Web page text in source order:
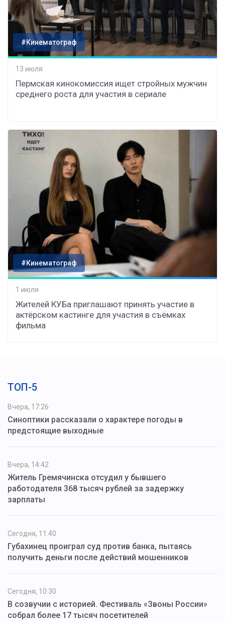
#Кинематограф
13 июля
Пермская кинокомиссия ищет стройных мужчин
среднего роста для участия в сериале
#Кинематограф
1 июля
Жителей КУБа приглашают принять участие в
актёрском кастинге для участия в съёмках
фильма
ТОП-5
Вчера, 17:26
Синоптики рассказали о характере погоды в
предстоящие выходные
Вчера, 14:42
Житель Гремячинска отсудил у бывшего
работодателя 368 тысяч рублей за задержку
зарплаты
Сегодня, 11:40
Губахинец проиграл суд против банка, пытаясь
получить деньги после действий мошенников
Сегодня, 10:30
В созвучии с историей. Фестиваль «Звоны России»
собрал более 17 тысяч посетителей